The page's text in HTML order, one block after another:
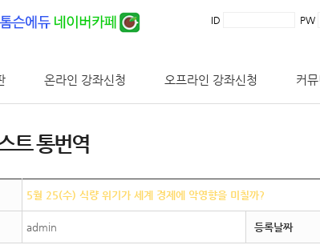
ID PW
온라인 강좌신청 오프라인 강좌신청 커뮤
트 통번역
5월 25(수) 식량 위기가 세계 경제에 악영향을 미칠까?
admin 등록날짜